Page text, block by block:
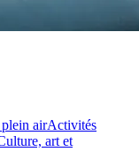
airActivités
art et